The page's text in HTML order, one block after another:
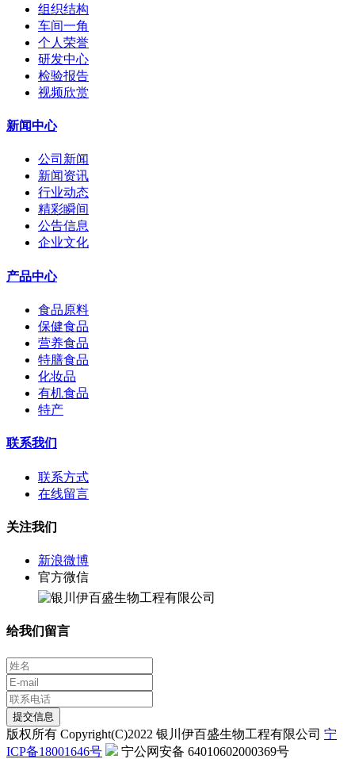
组织结构
车间一角
个人荣誉
研发中心
检验报告
视频欣赏
新闻中心
公司新闻
新闻资讯
行业动态
精彩瞬间
公告信息
企业文化
产品中心
食品原料
保健食品
营养食品
特膳食品
化妆品
有机食品
特产
联系我们
联系方式
在线留言
关注我们
新浪微博
官方微信
给我们留言
提交信息
版权所有 Copyright(C)2022 银川伊百盛生物工程有限公司 宁
ICP备18001646号
宁公网安备 64010602000369号